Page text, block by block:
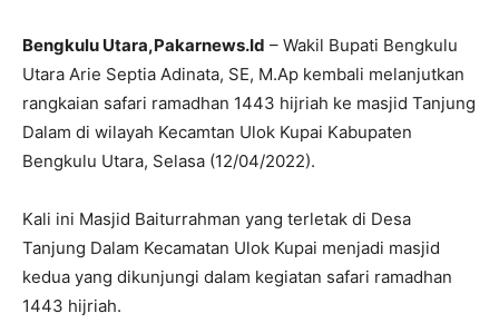
Bengkulu Utara,Pakarnews.Id – Wakil Bupati Bengkulu
Utara Arie Septia Adinata, SE, M.Ap kembali melanjutkan
rangkaian safari ramadhan 1443 hijriah ke masjid Tanjung
Dalam di wilayah Kecamtan Ulok Kupai Kabupaten
Bengkulu Utara, Selasa (12/04/2022).
Kali ini Masjid Baiturrahman yang terletak di Desa
Tanjung Dalam Kecamatan Ulok Kupai menjadi masjid
kedua yang dikunjungi dalam kegiatan safari ramadhan
1443 hijriah.